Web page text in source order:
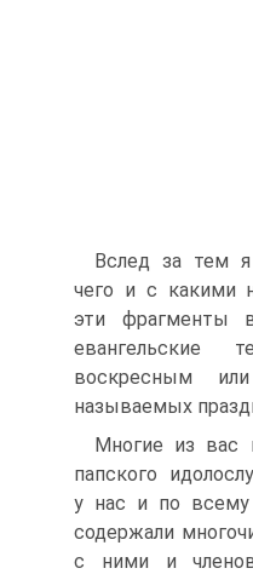
Вслед за тем
чего и с какими
эти фрагменты
евангельские
воскресным
называемых
Многие из вас
папского
у нас и по всему
содержали
с ними и